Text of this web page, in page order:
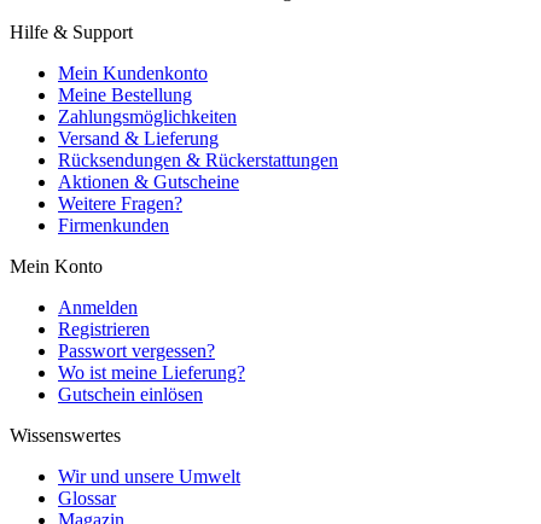
Hilfe & Support
Mein Kundenkonto
Meine Bestellung
Zahlungsmöglichkeiten
Versand & Lieferung
Rücksendungen & Rückerstattungen
Aktionen & Gutscheine
Weitere Fragen?
Firmenkunden
Mein Konto
Anmelden
Registrieren
Passwort vergessen?
Wo ist meine Lieferung?
Gutschein einlösen
Wissenswertes
Wir und unsere Umwelt
Glossar
Magazin